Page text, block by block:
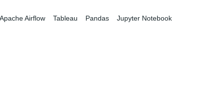
Apache Airflow Tableau Pandas Jupyter Notebook